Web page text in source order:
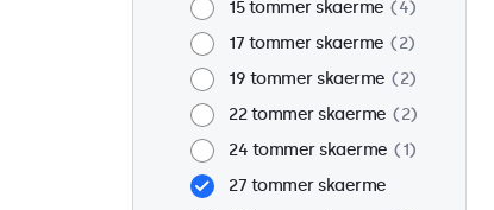
15 tommer skaerme
4
17 tommer skaerme
2
19 tommer skaerme
2
22 tommer skaerme
2
24 tommer skaerme
1
27 tommer skaerme